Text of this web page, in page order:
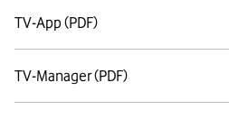
TV-App (PDF)
TV-Manager (PDF)